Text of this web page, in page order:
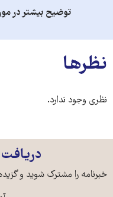
توضیح بیشتر در
نظرها
نظری وجود ندارد.
خبرنامه را مشترک شوید و